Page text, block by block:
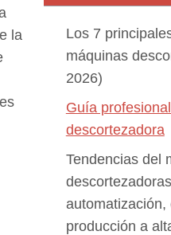
la
Los 7
máquinas
2026)
Guía
descortezadora
Tendencias del
automatización,
producción a